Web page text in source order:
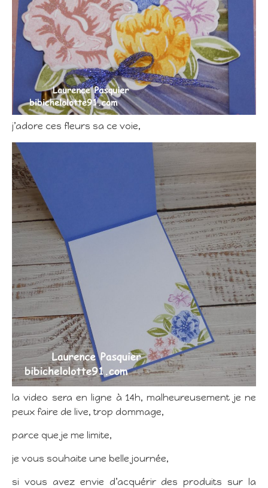
j’adore ces fleurs sa ce voie,
la video sera en ligne à 14h, malheureusement je ne
peux faire de live, trop dommage,
parce que je me limite,
je vous souhaite une belle journée,
si vous avez envie d’acquérir des produits sur la